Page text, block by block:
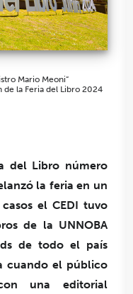
Mario Meoni”
de la Feria del Libro 2024
del Libro número
la feria en un
el CEDI tuvo
de la UNNOBA
de todo el país
cuando el público
una editorial